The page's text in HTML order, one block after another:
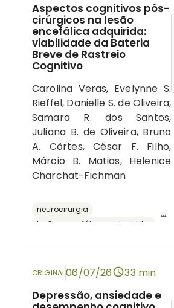
Aspectos cognitivos pós-
cirúrgicos na lesão
encefálica adquirida:
viabilidade da Bateria
Breve de Rastreio
Cognitivo
Carolina Veras, Evelynne S.
Rieffel, Danielle S. de Oliveira,
Samara R. dos Santos,
Juliana B. de Oliveira, Bruno
A. Côrtes, César F. Filho,
Márcio B. Matias, Helenice
Charchat-Fichman
neurocirurgia
bateria breve de rastreio cognitivo
...
ORIGINAL06/07/26 33 min
Depressão, ansiedade e